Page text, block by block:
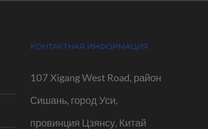
КОНТАКТНАЯ ИНФОРМАЦИЯ
107 Xigang West Road, район
Сишань, город Уси,
провинция Цзянсу, Китай